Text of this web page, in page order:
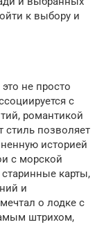
к выбору и
не просто
с
романтикой
стиль позволяет
историей
с морской
карты,
и
о лодке с
штрихом,